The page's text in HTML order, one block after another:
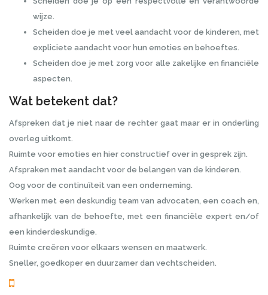
wijze.
Scheiden doe je met veel aandacht voor de kinderen, met
expliciete aandacht voor hun emoties en behoeftes.
Scheiden doe je met zorg voor alle zakelijke en financiële
aspecten.
Wat betekent dat?
Afspreken dat je niet naar de rechter gaat maar er in onderling
overleg uitkomt.
Ruimte voor emoties en hier constructief over in gesprek zijn.
Afspraken met aandacht voor de belangen van de kinderen.
Oog voor de continuïteit van een onderneming.
Werken met een deskundig team van advocaten, een coach en,
afhankelijk van de behoefte, met een financiële expert en/of
een kinderdeskundige.
Ruimte creëren voor elkaars wensen en maatwerk.
Sneller, goedkoper en duurzamer dan vechtscheiden.